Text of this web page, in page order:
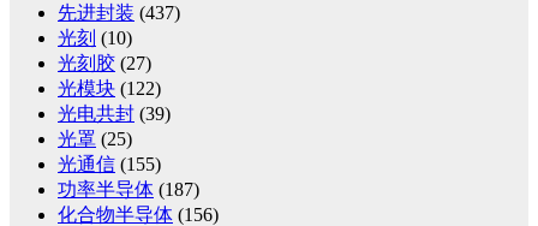
先进封装 (437)
光刻 (10)
光刻胶 (27)
光模块 (122)
光电共封 (39)
光罩 (25)
光通信 (155)
功率半导体 (187)
化合物半导体 (156)